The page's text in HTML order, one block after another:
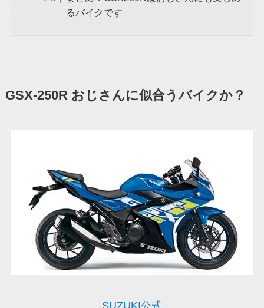
るバイクです
GSX-250R おじさんに似合うバイクか？
SUZUKI公式